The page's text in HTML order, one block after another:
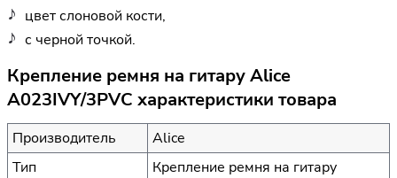
цвет слоновой кости,
с черной точкой.
Крепление ремня на гитару Alice
A023IVY/3PVC характеристики товара
Производитель
Alice
Тип
Крепление ремня на гитару